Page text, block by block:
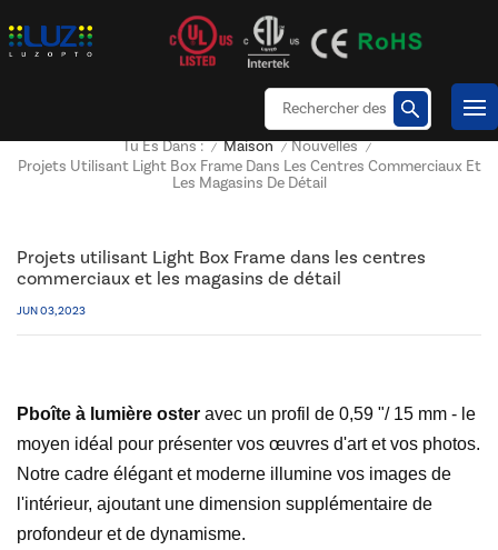
Tu Es Dans : / Maison / Nouvelles /
Projets Utilisant Light Box Frame Dans Les Centres Commerciaux Et
Les Magasins De Détail
Projets utilisant Light Box Frame dans les centres
commerciaux et les magasins de détail
JUN 03, 2023
P boîte à lumière oster avec un profil de 0,59 "/ 15 mm - le
moyen idéal pour présenter vos œuvres d'art et vos photos.
Notre cadre élégant et moderne illumine vos images de
l'intérieur, ajoutant une dimension supplémentaire de
profondeur et de dynamisme.